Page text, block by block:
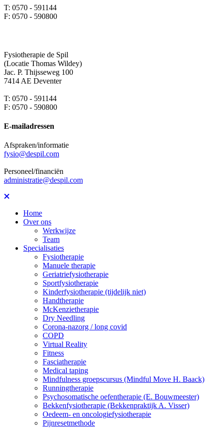
T: 0570 - 591144
F: 0570 - 590800
Fysiotherapie de Spil
(Locatie Thomas Wildey)
Jac. P. Thijsseweg 100
7414 AE Deventer
T: 0570 - 591144
F: 0570 - 590800
E-mailadressen
Afspraken/informatie
fysio@despil.com
Personeel/financiën
administratie@despil.com
Home
Over ons
Werkwijze
Team
Specialisaties
Fysiotherapie
Manuele therapie
Geriatriefysiotherapie
Sportfysiotherapie
Kinderfysiotherapie (tijdelijk niet)
Handtherapie
McKenzietherapie
Dry Needling
Corona-nazorg / long covid
COPD
Virtual Reality
Fitness
Fasciatherapie
Medical taping
Mindfulness groepscursus (Mindful Move H. Baack)
Runningtherapie
Psychosomatische oefentherapie (E. Bouwmeester)
Bekkenfysiotherapie (Bekkenpraktijk A. Visser)
Oedeem- en oncologiefysiotherapie
Pijnresetmethode